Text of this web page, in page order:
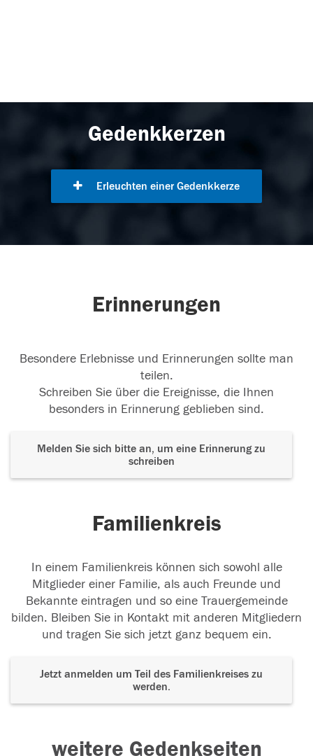
Gedenkkerzen
Erleuchten einer Gedenkkerze
Erinnerungen
Besondere Erlebnisse und Erinnerungen sollte man
teilen.
Schreiben Sie über die Ereignisse, die Ihnen
besonders in Erinnerung geblieben sind.
Melden Sie sich bitte an, um eine Erinnerung zu
schreiben
Familienkreis
In einem Familienkreis können sich sowohl alle
Mitglieder einer Familie, als auch Freunde und
Bekannte eintragen und so eine Trauergemeinde
bilden. Bleiben Sie in Kontakt mit anderen Mitgliedern
und tragen Sie sich jetzt ganz bequem ein.
Jetzt anmelden um Teil des Familienkreises zu
werden.
weitere Gedenkseiten